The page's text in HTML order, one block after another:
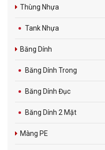
Thùng Nhựa
Tank Nhựa
Băng Dính
Băng Dính Trong
Băng Dính Đục
Băng Dính 2 Mặt
Màng PE